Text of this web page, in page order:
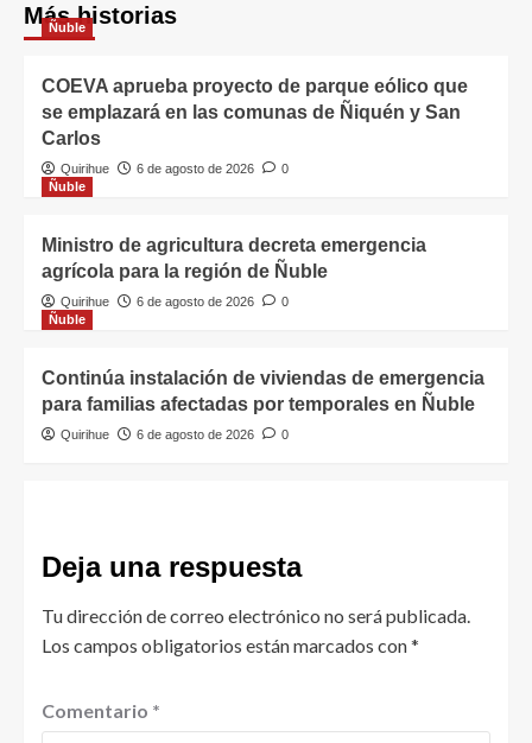
Más historias
Ñuble
COEVA aprueba proyecto de parque eólico que
se emplazará en las comunas de Ñiquén y San
Carlos
Quirihue 6 de agosto de 2026
0
Ñuble
Ministro de agricultura decreta emergencia
agrícola para la región de Ñuble
Quirihue 6 de agosto de 2026
0
Ñuble
Continúa instalación de viviendas de emergencia
para familias afectadas por temporales en Ñuble
Quirihue 6 de agosto de 2026 0
Deja una respuesta
Tu dirección de correo electrónico no será publicada.
Los campos obligatorios están marcados con*
Comentario *